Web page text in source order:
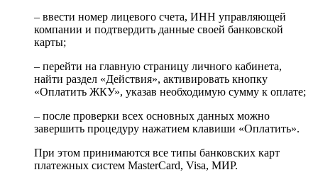
– ввести номер лицевого счета, ИНН управляющей
компании и подтвердить данные своей банковской
карты;
– перейти на главную страницу личного кабинета,
найти раздел «Действия», активировать кнопку
«Оплатить ЖКУ», указав необходимую сумму к оплате;
– после проверки всех основных данных можно
завершить процедуру нажатием клавиши «Оплатить».
При этом принимаются все типы банковских карт
платежных систем MasterCard, Visa, МИР.